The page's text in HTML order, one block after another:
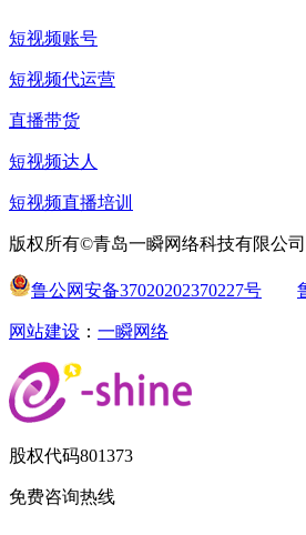
短视频账号
短视频代运营
直播带货
短视频达人
短视频直播培训
版权所有©青岛一瞬网络科技有限公司
鲁公网安备37020202370227号
网站建设 ： 一瞬网络
股权代码801373
免费咨询热线